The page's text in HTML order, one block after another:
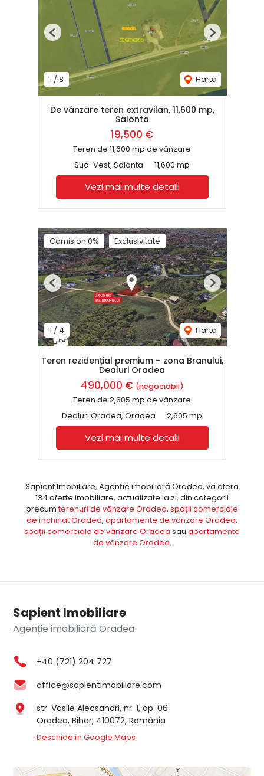
1 / 8 Harta
Previous Next
De vânzare teren extravilan, 11,600 mp,
Salonta
19,500 €
Teren de 11,600 mp de vânzare
Sud-Vest, Salonta
11,600 mp
Vezi mai multe detalii
Comision 0% Exclusivitate
1 / 4 Harta
Previous Next
Teren rezidențial premium – zona Branului,
Dealuri Oradea
490,000 € (negociabil)
Teren de 2,605 mp de vânzare
Dealuri Oradea, Oradea
2,605 mp
Vezi mai multe detalii
Sapient Imobiliare, Agenție imobiliară Oradea, va ofera
134 oferte imobiliare, actualizate la zi, din categorii
precumterenuri de vânzare Oradea, spații comerciale
de închiriat Oradea, apartamente de vânzare Oradea,
spații comerciale de vânzare Oradea sau apartamente
de vânzare Oradea.
Sapient Imobiliare
Agenție imobiliară Oradea
+40 (721) 204 727
office@sapientimobiliare.com
str. Vasile Alecsandri, nr. 1, ap. 06
Oradea, Bihor, 410072, România
Deschide în Google Maps